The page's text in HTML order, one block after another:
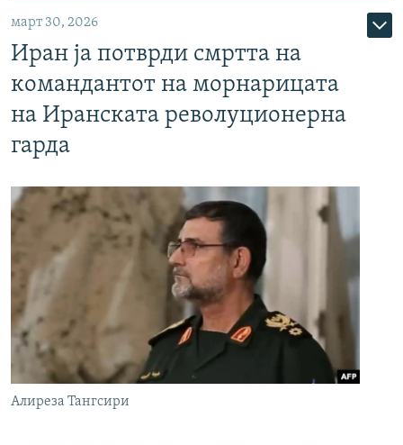
март 30, 2026
Иран ја потврди смртта на
командантот на морнарицата
на Иранската револуционерна
гарда
Алиреза Тангсири